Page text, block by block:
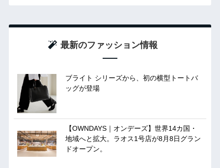
最新のファッション情報
ブライト シリーズから、初の横型トートバ
ッグが登場
【OWNDAYS｜オンデーズ】世界14カ国・
地域へと拡大。ラオス1号店が8月8日グラン
ドオープン。